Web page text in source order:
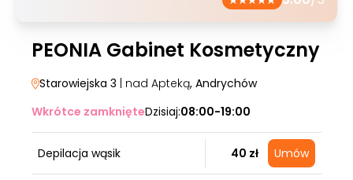
PEONIA Gabinet Kosmetyczny
Starowiejska 3 | nad Apteką, Andrychów
Wkrótce zamknięteDzisiaj:08:00-19:00
Depilacja wąsik 40 zł Umów